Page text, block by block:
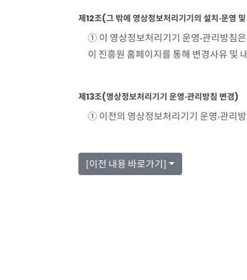
제12조(그 밖에 영상정보처리기기의 설치·운영
① 이 영상정보처리기기 운영·관리방침
이 진흥원 홈페이지를 통해 변경사유 및
제13조(영상정보처리기기 운영·관리방침 변경)
① 이전의 영상정보처리기기 운영·관리
[이전 내용 바로가기]